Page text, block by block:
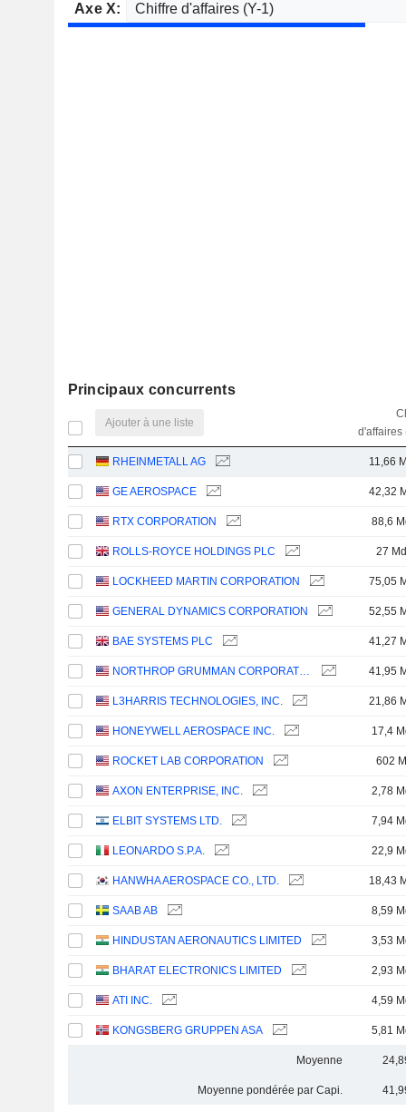
Axe X:
Principaux concurrents
Ajouter à une liste
d'affaires
RHEINMETALL AG 11,66
GE AEROSPACE 42,32
RTX CORPORATION 88,6
ROLLS-ROYCE HOLDINGS PLC 27 Md
LOCKHEED MARTIN CORPORATION 75,05
GENERAL DYNAMICS CORPORATION 52,55
BAE SYSTEMS PLC 41,27
NORTHROP GRUMMAN CORPORATION 41,95
L3HARRIS TECHNOLOGIES, INC. 21,86
HONEYWELL AEROSPACE INC. 17,4
ROCKET LAB CORPORATION 602 M
AXON ENTERPRISE, INC. 2,78
ELBIT SYSTEMS LTD. 7,94
LEONARDO S.P.A. 22,9
HANWHA AEROSPACE CO., LTD. 18,43
SAAB AB 8,59
HINDUSTAN AERONAUTICS LIMITED 3,53
BHARAT ELECTRONICS LIMITED 2,93
ATI INC. 4,59
KONGSBERG GRUPPEN ASA 5,81
Moyenne
Moyenne pondérée par Capi.